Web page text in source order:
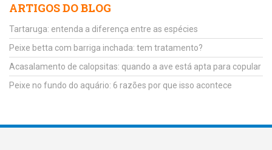
ARTIGOS DO BLOG
Tartaruga: entenda a diferença entre as espécies
Peixe betta com barriga inchada: tem tratamento?
Acasalamento de calopsitas: quando a ave está apta para copular
Peixe no fundo do aquário: 6 razões por que isso acontece